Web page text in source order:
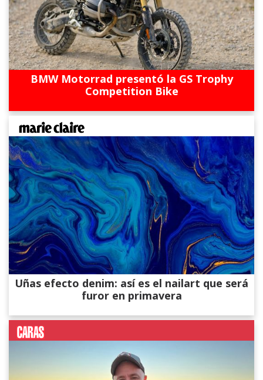
BMW Motorrad presentó la GS Trophy
Competition Bike
Uñas efecto denim: así es el nailart que será
furor en primavera